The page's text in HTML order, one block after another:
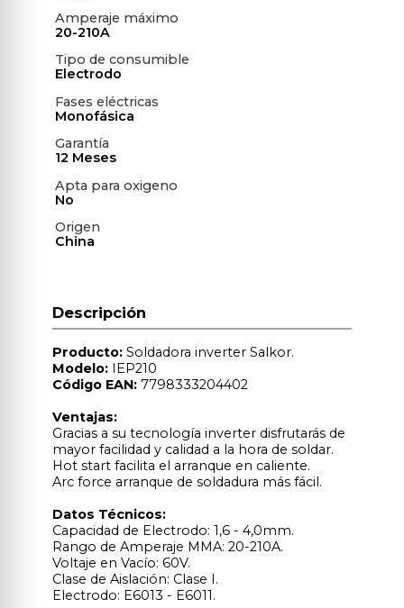
Amperaje máximo
20-210A
Tipo de consumible
Electrodo
Fases eléctricas
Monofásica
Garantía
12 Meses
Apta para oxigeno
No
Origen
China
Descripción
Producto:Soldadora inverter Salkor.
Modelo:IEP210
Código EAN:7798333204402
Ventajas:
Gracias a su tecnología inverter disfrutarás de
mayor facilidad y calidad a la hora de soldar.
Hot start facilita el arranque en caliente.
Arc force arranque de soldadura más fácil.
Datos Técnicos:
Capacidad de Electrodo: 1,6 - 4,0mm.
Rango de Amperaje MMA: 20-210A.
Voltaje en Vacío: 60V.
Clase de Aislación: Clase I.
Electrodo: E6013 - E6011.